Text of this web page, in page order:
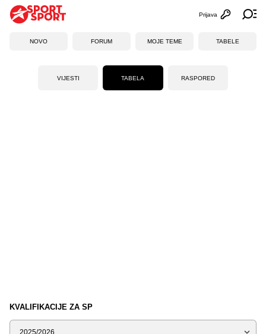
Otvori
Prijava
NOVO FORUM MOJE TEME TABELE
VIJESTI TABELA RASPORED
KVALIFIKACIJE ZA SP
Sezona